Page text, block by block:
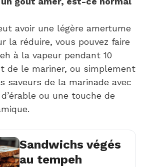
avoir une légère amertume
la réduire, vous pouvez faire
à la vapeur pendant 10
de le mariner, ou simplement
saveurs de la marinade avec
ou une touche de
Sandwichs végés
au tempeh